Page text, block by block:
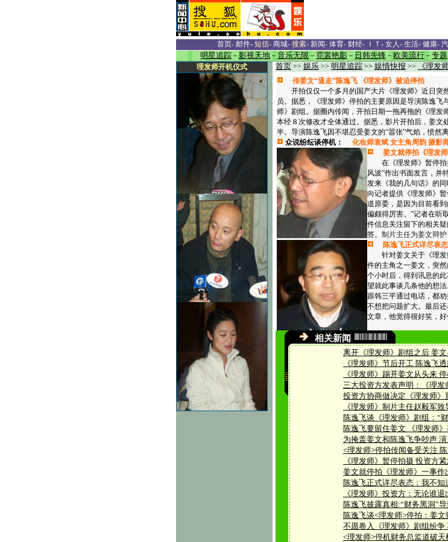
首页- 邮件- 短信- 商城- 搜索- 新闻- 体育- 财经- ＩＴ - 女人- 生活- 健康-
明星追踪 － 影视天地 － 音乐无限 － 霓裳艳影 － 日韩先锋 － 欧美流行 － 专题
理发师开机仪式
首页 >> 娱乐 >> 明星追踪 >> 娱情快报 >>
《理发
传姜文“逼走”陈逸飞 《理发师》被迫停拍
开拍仅仅一个多月的国产大片《理发师》近日突
员。据悉，《理发师》停拍的主要原因是导演陈逸
师》剧组。据圈内传闻，开拍日期一拖再拖的《理
本经８次修改才全体通过。据悉，影片开拍后，姜文
半。导演陈逸飞因不堪忍受姜文的“嚣张”气焰，愤然
众说纷纭谈停机： 化妆师袁斌 女主角周韵 摄影
姜文就停拍《理发
在《理发师》暂停
风波”作出书面发言，并
发来《我的几句话》的
向记者提供《理发师》
道原委，是因为目前看
偏颇得厉害。”记者在听
件信息关注留下的相关
答。 制片主任为姜文辩
陈逸飞正式详尽表
针对姜文关于《理发
件的主角之一姜文，突
个小时后，得到讯息的
望就此事谈几条他的想
跟韩三平通过电话，都
不想把问题扩大。最后
文章，他觉得很好笑，
相关新闻
·离开《理发师》剧组之后 姜
· 《理发师》节后开工 陈逸飞
· 《理发师》踢开姜文从头来
·三大投资方发表声明：《理发
·投资方协商做决定《理发师》
· 《理发师》制片主任赵毅军
· 陈逸飞谈《理发师》剧组：“
· 陈逸飞要留住姜文 《理发师
·为掩盖姜文和陈逸飞争吵声
·<理发师>停拍传闻备受关注
· 《理发师》暂停拍摄 投资方
·姜文就停拍《理发师》一事作
· 陈逸飞正式详尽表态：我不知
· 《理发师》投资方：无论谁
· 陈逸飞披露真相:“财务黑洞”
· 陈逸飞谈<理发师>停拍：姜
·不愿卷入《理发师》剧组纷争
·<理发师>停机财务总监道破天